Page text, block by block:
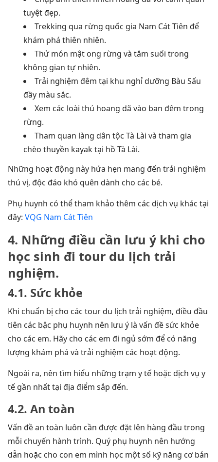
tuyệt đẹp.
Trekking qua rừng quốc gia Nam Cát Tiên để
khám phá thiên nhiên.
Thử món mật ong rừng và tắm suối trong
không gian tự nhiên.
Trải nghiệm đêm tại khu nghỉ dưỡng Bàu Sấu
đầy màu sắc.
Xem các loài thú hoang dã vào ban đêm trong
rừng.
Tham quan làng dân tộc Tà Lài và tham gia
chèo thuyền kayak tại hồ Tà Lài.
Những hoạt động này hứa hẹn mang đến trải nghiệm
thú vị, độc đáo khó quên dành cho các bé.
Phụ huynh có thể tham khảo thêm các dịch vụ khác tại
đây: VQG Nam Cát Tiên
4. Những điều cần lưu ý khi cho
học sinh đi tour du lịch trải
nghiệm.
4.1. Sức khỏe
Khi chuẩn bị cho các tour du lịch trải nghiệm, điều đầu
tiên các bậc phụ huynh nên lưu ý là vấn đề sức khỏe
cho các em. Hãy cho các em đi ngủ sớm để có năng
lượng khám phá và trải nghiệm các hoạt động.
Ngoài ra, nên tìm hiểu những trạm y tế hoặc dịch vụ y
tế gần nhất tại địa điểm sắp đến.
4.2. An toàn
Vấn đề an toàn luôn cần được đặt lên hàng đầu trong
mỗi chuyến hành trình. Quý phụ huynh nên hướng
dẫn hoặc cho con em mình học một số kỹ năng cơ bản